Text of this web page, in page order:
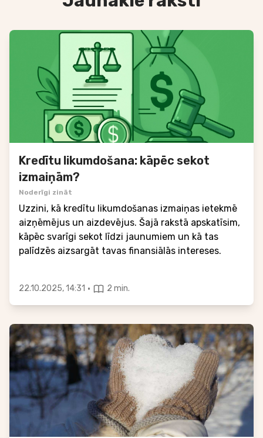
Kredītu likumdošana: kāpēc sekot
izmaiņām?
Noderīgi zināt
Uzzini, kā kredītu likumdošanas izmaiņas ietekmē
aizņēmējus un aizdevējus. Šajā rakstā apskatīsim,
kāpēc svarīgi sekot līdzi jaunumiem un kā tas
palīdzēs aizsargāt tavas finansiālās intereses.
22.10.2025, 14:31 · 2 min.